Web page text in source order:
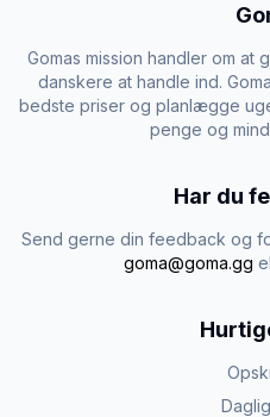
Gomas mission handler om
danskere at handle ind.
bedste priser og planlægge
penge og
Har du
Send gerne din feedback og
goma@goma.gg